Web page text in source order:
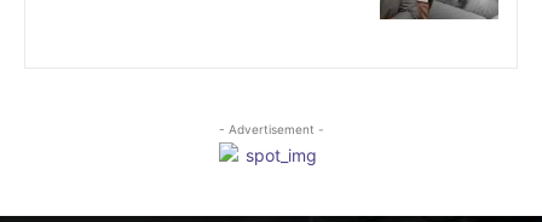
- Advertisement -